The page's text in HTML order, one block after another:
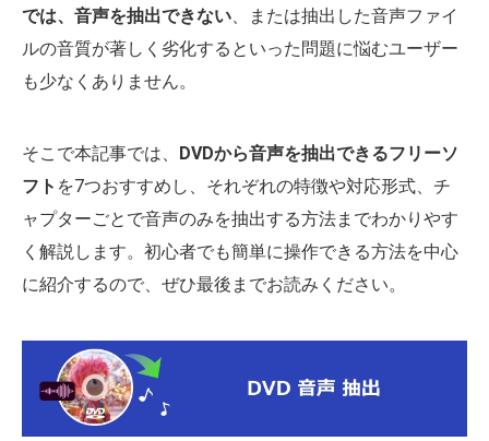
では、音声を抽出できない、または抽出した音声ファイ
ルの音質が著しく劣化するといった問題に悩むユーザー
も少なくありません。
そこで本記事では、 DVDから音声を抽出できるフリーソ
フト を7つおすすめし、それぞれの特徴や対応形式、チ
ャプターごとで音声のみを抽出する方法までわかりやす
く解説します。初心者でも簡単に操作できる方法を中心
に紹介するので、ぜひ最後までお読みください。